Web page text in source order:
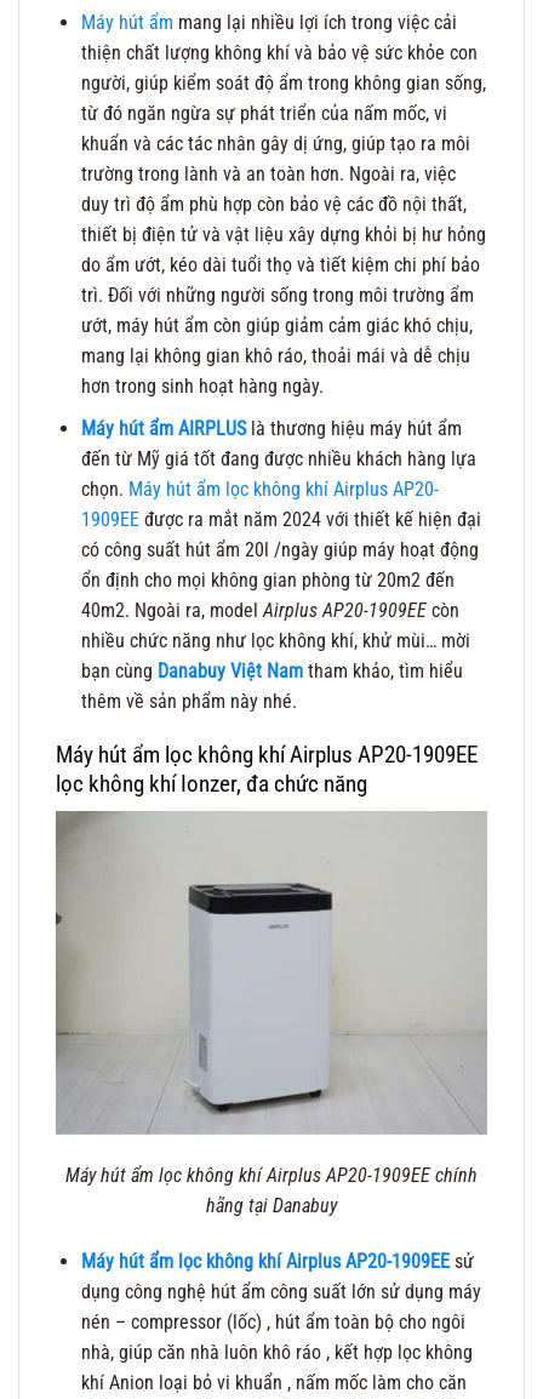
Máy hút ẩm mang lại nhiều lợi ích trong việc cải
thiện chất lượng không khí và bảo vệ sức khỏe con
người, giúp kiểm soát độ ẩm trong không gian sống,
từ đó ngăn ngừa sự phát triển của nấm mốc, vi
khuẩn và các tác nhân gây dị ứng, giúp tạo ra môi
trường trong lành và an toàn hơn. Ngoài ra, việc
duy trì độ ẩm phù hợp còn bảo vệ các đồ nội thất,
thiết bị điện tử và vật liệu xây dựng khỏi bị hư hỏng
do ẩm ướt, kéo dài tuổi thọ và tiết kiệm chi phí bảo
trì. Đối với những người sống trong môi trường ẩm
ướt, máy hút ẩm còn giúp giảm cảm giác khó chịu,
mang lại không gian khô ráo, thoải mái và dễ chịu
hơn trong sinh hoạt hàng ngày.
Máy hút ẩm AIRPLUSlà thương hiệu máy hút ẩm
đến từ Mỹ giá tốt đang được nhiều khách hàng lựa
chọn. Máy hút ẩm lọc không khí Airplus AP20-
1909EEđược ra mắt năm 2024 với thiết kế hiện đại
có công suất hút ẩm 20l /ngày giúp máy hoạt động
ổn định cho mọi không gian phòng từ 20m2 đến
40m2. Ngoài ra, model Airplus AP20-1909EEcòn
nhiều chức năng như lọc không khí, khử mùi… mời
bạn cùng Danabuy Việt Namtham khảo, tìm hiểu
thêm về sản phẩm này nhé.
Máy hút ẩm lọc không khí Airplus AP20-1909EE
lọc không khí Ionzer, đa chức năng
Máy hút ẩm lọc không khí Airplus AP20-1909EE chính
hãng tại Danabuy
Máy hút ẩm lọc không khí Airplus AP20-1909EEsử
dụng công nghệ hút ẩm công suất lớn sử dụng máy
nén – compressor (lốc) , hút ẩm toàn bộ cho ngôi
nhà, giúp căn nhà luôn khô ráo , kết hợp lọc không
khí Anion loại bỏ vi khuẩn , nấm mốc làm cho căn